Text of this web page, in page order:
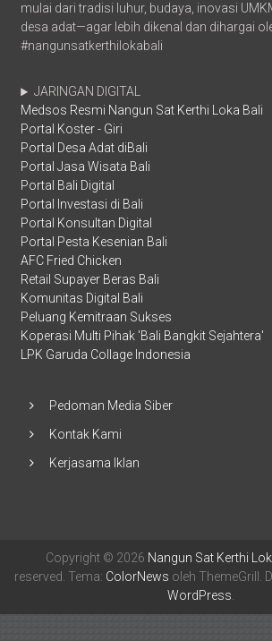
mulai dari tradisi luhur, budaya, inovasi
desa adat—agar lebih dikenal dan dihargai
#nangunsatkerthilokabali
JARINGAN DIGITAL
Medsos Resmi Nangun Sat Kerthi Loka Bali
Portal Koster - Giri
Portal Desa Adat diBali
Portal Jasa Wisata Bali
Portal Bali Digital
Portal Investasi di Bali
Portal Konsultan Digital
Portal Pesta Kesenian Bali
AFC Fried Chicken
Retail Supayer Beras Bali
Komunitas Digital Bali
Peluang Kemitraan Sukses
Koperasi Multi Pihak 'Bali Bangkit Sejahtera'
LPK Garuda Collage Indonesia
Pedoman Media Siber
Kontak Kami
Kerjasama Iklan
Copyright © 2026 Nangun Sat Kerthi
reserved. Tema: ColorNews oleh ThemeGrill.
WordPress.